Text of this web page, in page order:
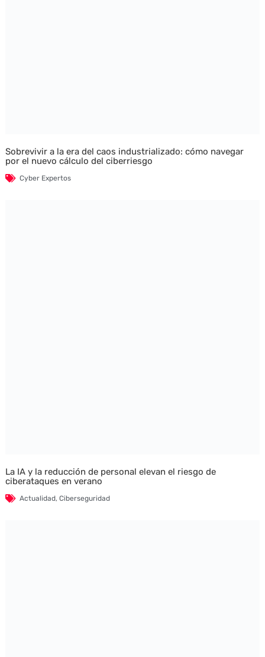
Sobrevivir a la era del caos industrializado: cómo navegar
por el nuevo cálculo del ciberriesgo
Cyber Expertos
La IA y la reducción de personal elevan el riesgo de
ciberataques en verano
Actualidad, Ciberseguridad